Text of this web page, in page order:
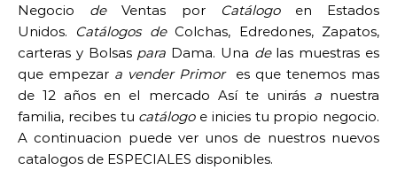
Negocio deVentas por Catálogoen Estados
Unidos. Catálogos deColchas, Edredones, Zapatos,
carteras y Bolsas para Dama. Una delas muestras es
que empezar a vender Primores que tenemos mas
de 12 años en el mercado Así te unirás anuestra
familia, recibes tu catálogoe inicies tu propio negocio.
A continuacion puede ver unos de nuestros nuevos
catalogos de ESPECIALES disponibles.